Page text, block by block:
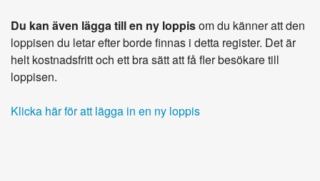
Du kan även lägga till en ny loppisom du känner att den
loppisen du letar efter borde finnas i detta register. Det är
helt kostnadsfritt och ett bra sätt att få fler besökare till
loppisen.
Klicka här för att lägga in en ny loppis